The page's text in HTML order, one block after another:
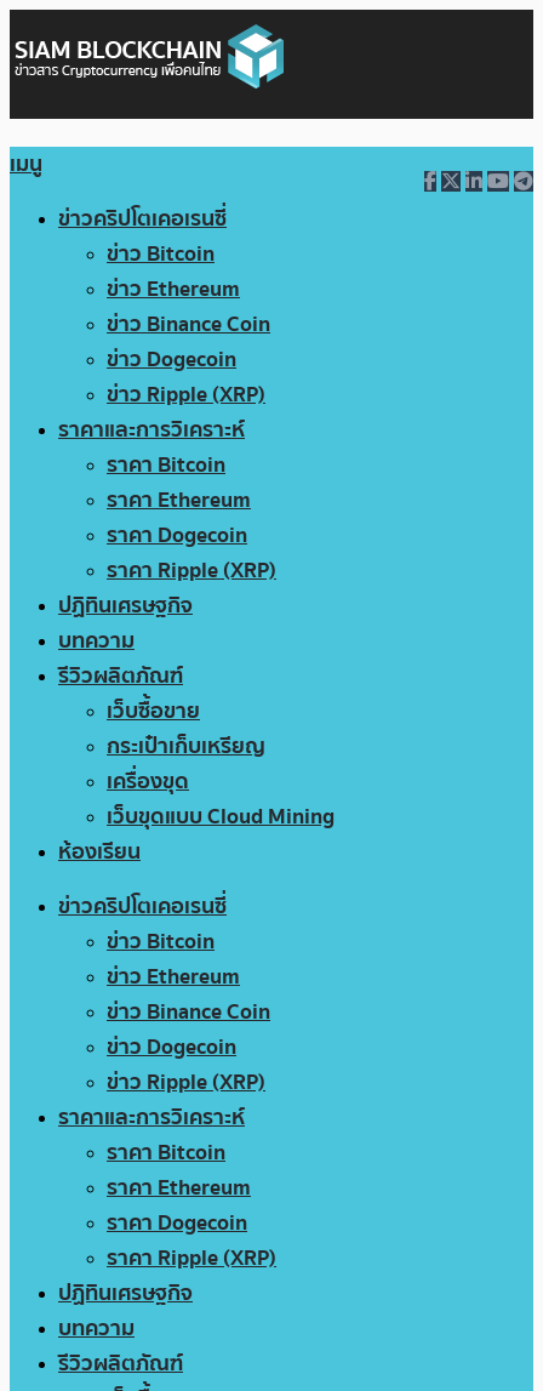
เมนู
ข่าวคริปโตเคอเรนซี่
ข่าว Bitcoin
ข่าว Ethereum
ข่าว Binance Coin
ข่าว Dogecoin
ข่าว Ripple (XRP)
ราคาและการวิเคราะห์
ราคา Bitcoin
ราคา Ethereum
ราคา Dogecoin
ราคา Ripple (XRP)
ปฏิทินเศรษฐกิจ
บทความ
รีวิวผลิตภัณฑ์
เว็บซื้อขาย
กระเป๋าเก็บเหรียญ
เครื่องขุด
เว็บขุดแบบ Cloud Mining
ห้องเรียน
ข่าวคริปโตเคอเรนซี่
ข่าว Bitcoin
ข่าว Ethereum
ข่าว Binance Coin
ข่าว Dogecoin
ข่าว Ripple (XRP)
ราคาและการวิเคราะห์
ราคา Bitcoin
ราคา Ethereum
ราคา Dogecoin
ราคา Ripple (XRP)
ปฏิทินเศรษฐกิจ
บทความ
รีวิวผลิตภัณฑ์